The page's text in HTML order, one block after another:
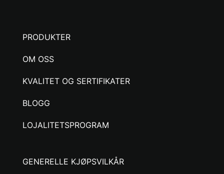
PRODUKTER
OM OSS
KVALITET OG SERTIFIKATER
BLOGG
LOJALITETSPROGRAM
GENERELLE KJØPSVILKÅR